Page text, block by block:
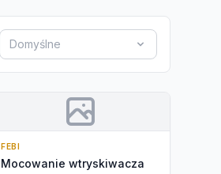
Domyślne
FEBI
Mocowanie wtryskiwacza